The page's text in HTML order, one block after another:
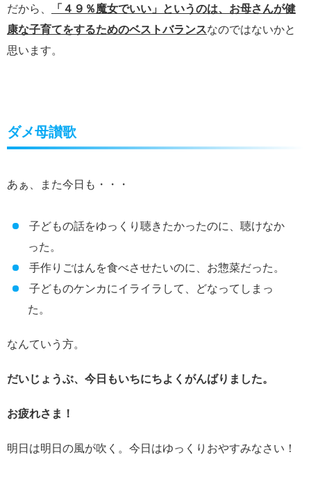
だから、
「４９％魔女でいい」というのは、お母さんが健
康な子育てをするためのベストバランスなのではないかと
思います。
ダメ母讃歌
あぁ、また今日も・・・
子どもの話をゆっくり聴きたかったのに、聴けなか
った。
手作りごはんを食べさせたいのに、お惣菜だった。
子どものケンカにイライラして、どなってしまっ
た。
なんていう方。
だいじょうぶ、今日もいちにちよくがんばりました。
お疲れさま！
明日は明日の風が吹く。今日はゆっくりおやすみなさい！